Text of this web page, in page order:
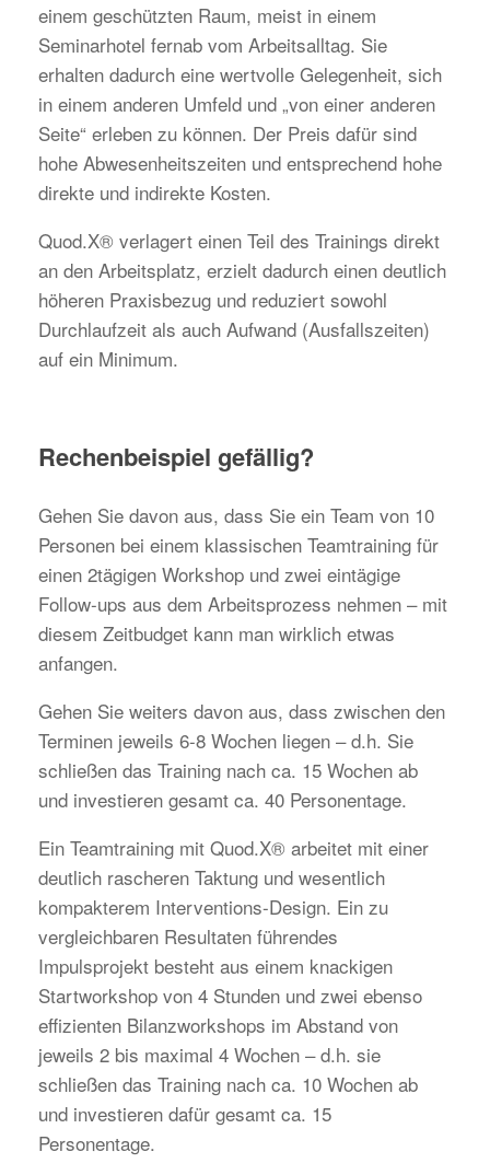
einem geschützten Raum, meist in einem
Seminarhotel fernab vom Arbeitsalltag. Sie
erhalten dadurch eine wertvolle Gelegenheit, sich
in einem anderen Umfeld und „von einer anderen
Seite“ erleben zu können. Der Preis dafür sind
hohe Abwesenheitszeiten und entsprechend hohe
direkte und indirekte Kosten.
Quod.X® verlagert einen Teil des Trainings direkt
an den Arbeitsplatz, erzielt dadurch einen deutlich
höheren Praxisbezug und reduziert sowohl
Durchlaufzeit als auch Aufwand (Ausfallszeiten)
auf ein Minimum.
Rechenbeispiel gefällig?
Gehen Sie davon aus, dass Sie ein Team von 10
Personen bei einem klassischen Teamtraining für
einen 2tägigen Workshop und zwei eintägige
Follow-ups aus dem Arbeitsprozess nehmen – mit
diesem Zeitbudget kann man wirklich etwas
anfangen.
Gehen Sie weiters davon aus, dass zwischen den
Terminen jeweils 6-8 Wochen liegen – d.h. Sie
schließen das Training nach ca. 15 Wochen ab
und investieren gesamt ca. 40 Personentage.
Ein Teamtraining mit Quod.X® arbeitet mit einer
deutlich rascheren Taktung und wesentlich
kompakterem Interventions-Design. Ein zu
vergleichbaren Resultaten führendes
Impulsprojekt besteht aus einem knackigen
Startworkshop von 4 Stunden und zwei ebenso
effizienten Bilanzworkshops im Abstand von
jeweils 2 bis maximal 4 Wochen – d.h. sie
schließen das Training nach ca. 10 Wochen ab
und investieren dafür gesamt ca. 15
Personentage.